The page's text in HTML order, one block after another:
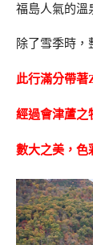
福島人氣的溫
除了雪季時，
此行滿分帶著
經過會津蘆之
數大之美，色